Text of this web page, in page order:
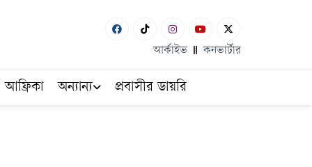
আর্কাইভ কনভার্টার
আফ্রিকা অন্যান্য প্রবাসীর ডায়রি